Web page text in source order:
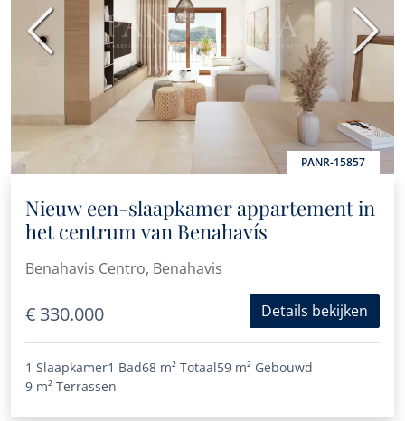
PANR-15857
Vorige
Nieuw een-slaapkamer appartement in
het centrum van Benahavís
Benahavis Centro, Benahavis
€ 330.000 Details bekijken
1 Slaapkamer1 Bad68 m² Totaal59 m² Gebouwd
9 m² Terrassen